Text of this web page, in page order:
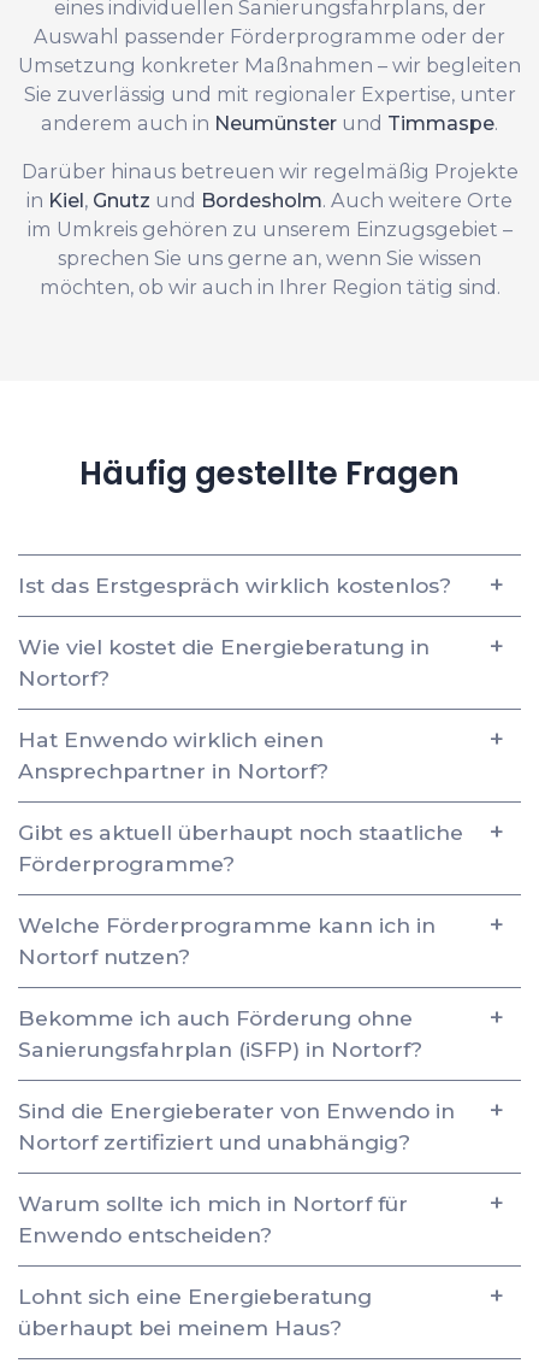
eines individuellen Sanierungsfahrplans, der
Auswahl passender Förderprogramme oder der
Umsetzung konkreter Maßnahmen – wir begleiten
Sie zuverlässig und mit regionaler Expertise, unter
anderem auch in Neumünster und Timmaspe.
Darüber hinaus betreuen wir regelmäßig Projekte
in Kiel, Gnutz und Bordesholm. Auch weitere Orte
im Umkreis gehören zu unserem Einzugsgebiet –
sprechen Sie uns gerne an, wenn Sie wissen
möchten, ob wir auch in Ihrer Region tätig sind.
Häufig gestellte Fragen
Ist das Erstgespräch wirklich kostenlos?
Wie viel kostet die Energieberatung in
Nortorf?
Hat Enwendo wirklich einen
Ansprechpartner in Nortorf?
Gibt es aktuell überhaupt noch staatliche
Förderprogramme?
Welche Förderprogramme kann ich in
Nortorf nutzen?
Bekomme ich auch Förderung ohne
Sanierungsfahrplan (iSFP) in Nortorf?
Sind die Energieberater von Enwendo in
Nortorf zertifiziert und unabhängig?
Warum sollte ich mich in Nortorf für
Enwendo entscheiden?
Lohnt sich eine Energieberatung
überhaupt bei meinem Haus?